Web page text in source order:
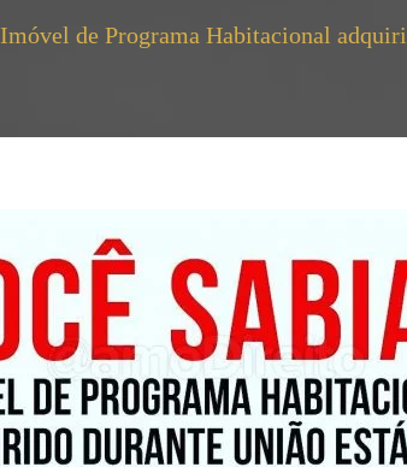
Imóvel de Programa Habitacional